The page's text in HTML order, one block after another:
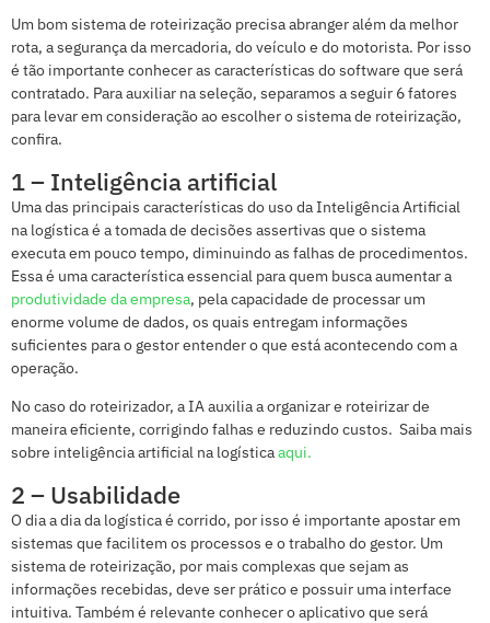
Um bom sistema de roteirização precisa abranger além da melhor
rota, a segurança da mercadoria, do veículo e do motorista. Por isso
é tão importante conhecer as características do software que será
contratado. Para auxiliar na seleção, separamos a seguir 6 fatores
para levar em consideração ao escolher o sistema de roteirização,
confira.
1 – Inteligência artificial
Uma das principais características do uso da Inteligência Artificial
na logística é a tomada de decisões assertivas que o sistema
executa em pouco tempo, diminuindo as falhas de procedimentos.
Essa é uma característica essencial para quem busca aumentar a
produtividade da empresa, pela capacidade de processar um
enorme volume de dados, os quais entregam informações
suficientes para o gestor entender o que está acontecendo com a
operação.
No caso do roteirizador, a IA auxilia a organizar e roteirizar de
maneira eficiente, corrigindo falhas e reduzindo custos. Saiba mais
sobre inteligência artificial na logísticaaqui.
2 – Usabilidade
O dia a dia da logística é corrido, por isso é importante apostar em
sistemas que facilitem os processos e o trabalho do gestor. Um
sistema de roteirização, por mais complexas que sejam as
informações recebidas, deve ser prático e possuir uma interface
intuitiva. Também é relevante conhecer o aplicativo que será